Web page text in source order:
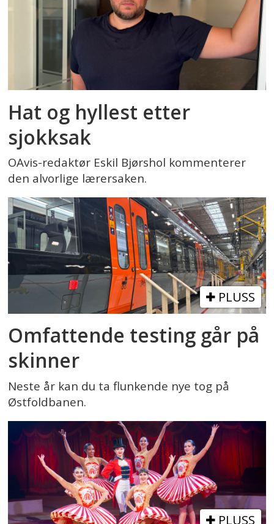
Hat og hyllest etter
sjokksak
OAvis-redaktør Eskil Bjørshol kommenterer
den alvorlige lærersaken.
PLUSS
Omfattende testing går på
skinner
Neste år kan du ta flunkende nye tog på
Østfoldbanen.
PLUSS